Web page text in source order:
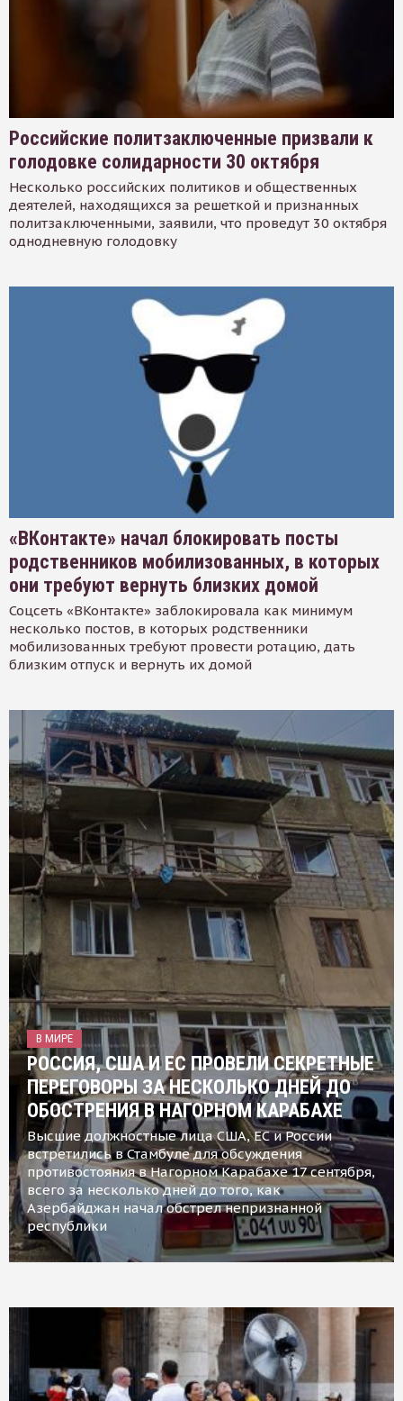
Российские политзаключенные призвали к
голодовке солидарности 30 октября
Несколько российских политиков и общественных
деятелей, находящихся за решеткой и признанных
политзаключенными, заявили, что проведут 30 октября
однодневную голодовку
«ВКонтакте» начал блокировать посты
родственников мобилизованных, в которых
они требуют вернуть близких домой
Соцсеть «ВКонтакте» заблокировала как минимум
несколько постов, в которых родственники
мобилизованных требуют провести ротацию, дать
близким отпуск и вернуть их домой
В МИРЕ
РОССИЯ, США И ЕС ПРОВЕЛИ СЕКРЕТНЫЕ
ПЕРЕГОВОРЫ ЗА НЕСКОЛЬКО ДНЕЙ ДО
ОБОСТРЕНИЯ В НАГОРНОМ КАРАБАХЕ
Высшие должностные лица США, ЕС и России
встретились в Стамбуле для обсуждения
противостояния в Нагорном Карабахе 17 сентября,
всего за несколько дней до того, как
Азербайджан начал обстрел непризнанной
республики